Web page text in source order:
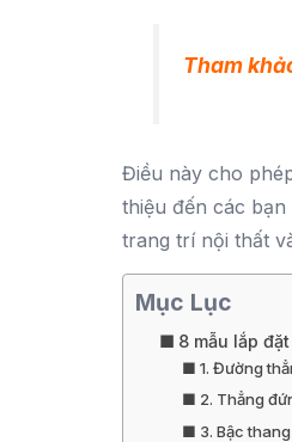
Tham
Điều này cho
thiệu đến các
trang trí nội thất
Mục Lục
8 mẫu lắp
1. Đường
2. Thẳng
3. Bậc